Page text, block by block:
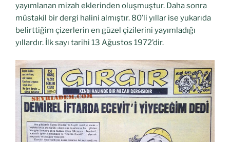
yayımlanan mizah eklerinden oluşmuştur. Daha sonra
müstakil bir dergi halini almıştır. 80’li yıllar ise yukarıda
belirttiğim çizerlerin en güzel çizilerini yayımladığı
yıllardır. İlk sayı tarihi 13 Ağustos 1972’dir.